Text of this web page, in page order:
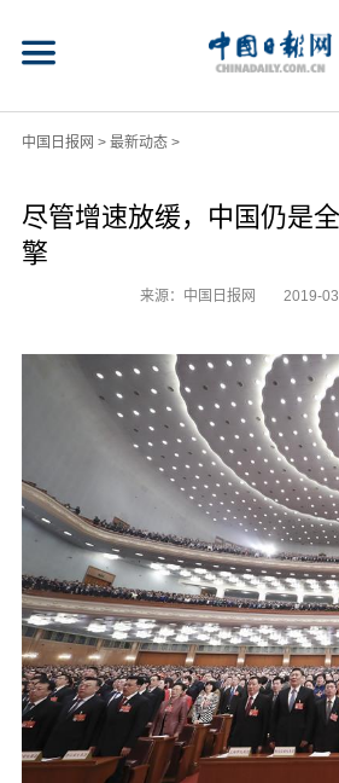
中国日报网 > 最新动态>
尽管增速放缓，中国仍是
擎
来源：中国日报网 2019-